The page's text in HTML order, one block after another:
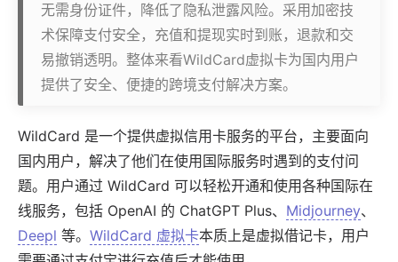
无需身份证件，降低了隐私泄露风险。采用加密技
术保障支付安全，充值和提现实时到账，退款和交
易撤销透明。整体来看WildCard虚拟卡为国内用户
提供了安全、便捷的跨境支付解决方案。
WildCard 是一个提供虚拟信用卡服务的平台，主要面向
国内用户，解决了他们在使用国际服务时遇到的支付问
题。用户通过 WildCard 可以轻松开通和使用各种国际在
线服务，包括 OpenAI 的 ChatGPT Plus、 Midjourney、
Deepl 等。 WildCard 虚拟卡本质上是虚拟借记卡，用户